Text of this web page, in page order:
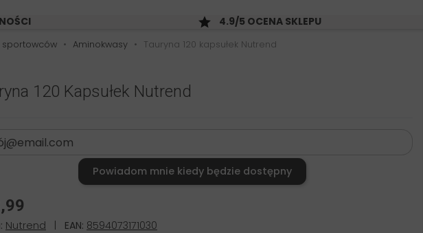
4.9/5 OCENA SKLEPU
Aminokwasy Tauryna 120 kapsułek Nutrend
120 Kapsułek Nutrend
Powiadom mnie kiedy będzie dostępny
Nutrend EAN: 8594073171030